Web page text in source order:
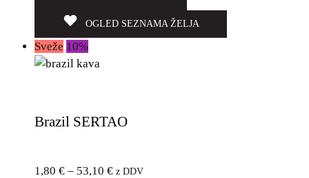
OGLED SEZNAMA ŽELJA
Sveže 10%
Brazil SERTAO
1,80 € – 53,10 € z DDV